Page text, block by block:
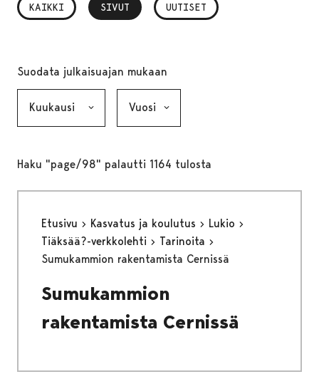
KAIKKI SIVUT
, VALITTU UUTISET
Suodata julkaisuajan mukaan
Haku "page/98" palautti 1164 tulosta
Etusivu Kasvatus ja koulutus
Lukio
Tiäksää?-verkkolehti
Tarinoita
Sumukammion rakentamista Cernissä
Sumukammion
rakentamista Cernissä